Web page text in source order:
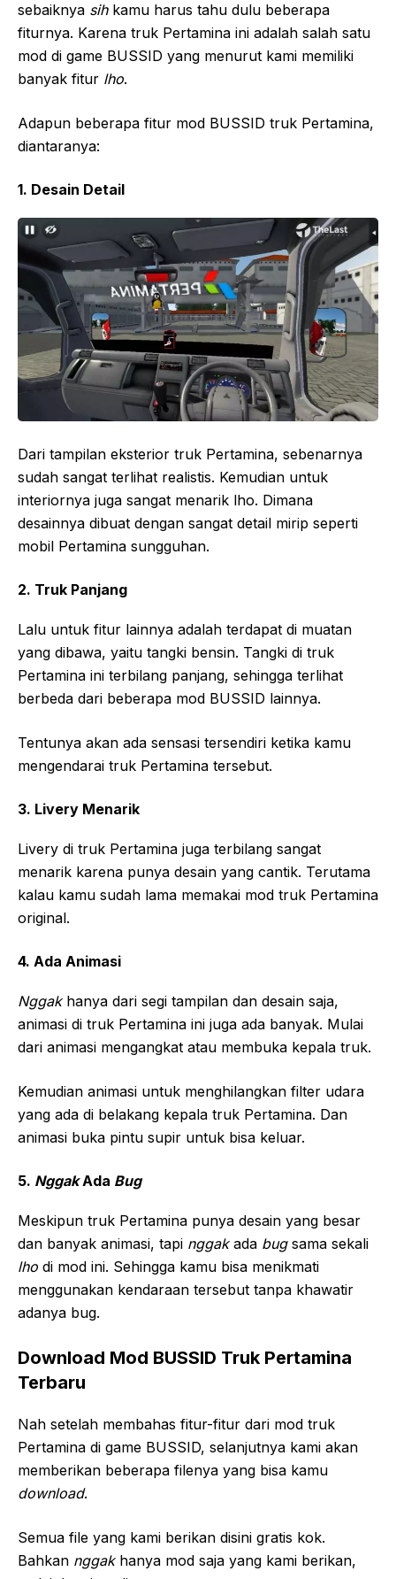
sebaiknya sih kamu harus tahu dulu beberapa
fiturnya. Karena truk Pertamina ini adalah salah satu
mod di game BUSSID yang menurut kami memiliki
banyak fitur lho.
Adapun beberapa fitur mod BUSSID truk Pertamina,
diantaranya:
1. Desain Detail
Dari tampilan eksterior truk Pertamina, sebenarnya
sudah sangat terlihat realistis. Kemudian untuk
interiornya juga sangat menarik lho. Dimana
desainnya dibuat dengan sangat detail mirip seperti
mobil Pertamina sungguhan.
2. Truk Panjang
Lalu untuk fitur lainnya adalah terdapat di muatan
yang dibawa, yaitu tangki bensin. Tangki di truk
Pertamina ini terbilang panjang, sehingga terlihat
berbeda dari beberapa mod BUSSID lainnya.
Tentunya akan ada sensasi tersendiri ketika kamu
mengendarai truk Pertamina tersebut.
3. Livery Menarik
Livery di truk Pertamina juga terbilang sangat
menarik karena punya desain yang cantik. Terutama
kalau kamu sudah lama memakai mod truk Pertamina
original.
4. Ada Animasi
Nggak hanya dari segi tampilan dan desain saja,
animasi di truk Pertamina ini juga ada banyak. Mulai
dari animasi mengangkat atau membuka kepala truk.
Kemudian animasi untuk menghilangkan filter udara
yang ada di belakang kepala truk Pertamina. Dan
animasi buka pintu supir untuk bisa keluar.
5. NggakAda Bug
Meskipun truk Pertamina punya desain yang besar
dan banyak animasi, tapi nggakada bug sama sekali
lho di mod ini. Sehingga kamu bisa menikmati
menggunakan kendaraan tersebut tanpa khawatir
adanya bug.
Download Mod BUSSID Truk Pertamina
Terbaru
Nah setelah membahas fitur-fitur dari mod truk
Pertamina di game BUSSID, selanjutnya kami akan
memberikan beberapa filenya yang bisa kamu
download.
Semua file yang kami berikan disini gratis kok.
Bahkan nggak hanya mod saja yang kami berikan,